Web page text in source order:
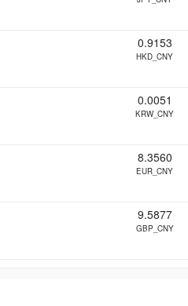
0.9153
HKD_CNY
0.0051
KRW_CNY
8.3560
EUR_CNY
9.5877
GBP_CNY